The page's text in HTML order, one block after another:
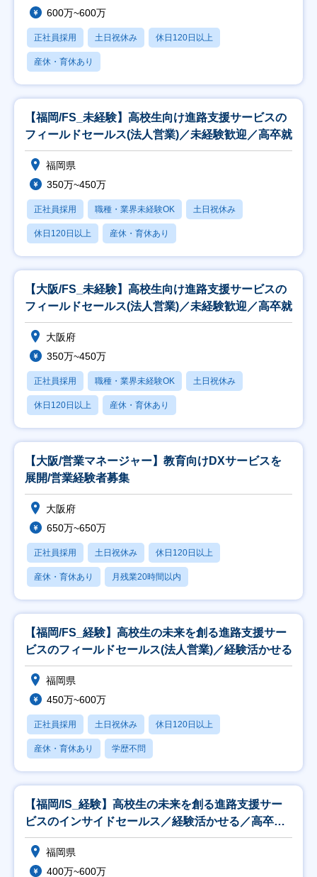
600万~600万
正社員採用 土日祝休み 休日120日以上
産休・育休あり
【福岡/FS_未経験】高校生向け進路支援サービスの
フィールドセールス(法人営業)／未経験歓迎／高卒就
福岡県
350万~450万
正社員採用 職種・業界未経験OK 土日祝休み
休日120日以上 産休・育休あり
【大阪/FS_未経験】高校生向け進路支援サービスの
フィールドセールス(法人営業)／未経験歓迎／高卒就
大阪府
350万~450万
正社員採用 職種・業界未経験OK 土日祝休み
休日120日以上 産休・育休あり
【大阪/営業マネージャー】教育向けDXサービスを
展開/営業経験者募集
大阪府
650万~650万
正社員採用 土日祝休み 休日120日以上
産休・育休あり 月残業20時間以内
【福岡/FS_経験】高校生の未来を創る進路支援サー
ビスのフィールドセールス(法人営業)／経験活かせる
福岡県
450万~600万
正社員採用 土日祝休み 休日120日以上
産休・育休あり 学歴不問
【福岡/IS_経験】高校生の未来を創る進路支援サー
ビスのインサイドセールス／経験活かせる／高卒就
活生
福岡県
400万~600万